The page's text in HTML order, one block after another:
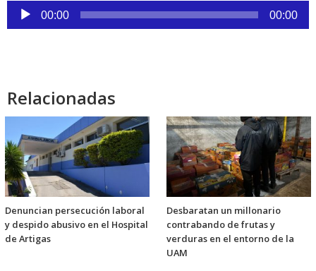
Reproductor
de
00:00 00:00
Relacionadas
Denuncian persecución laboral
y despido abusivo en el Hospital
de Artigas
Desbaratan un millonario
contrabando de frutas y
verduras en el entorno de la
UAM